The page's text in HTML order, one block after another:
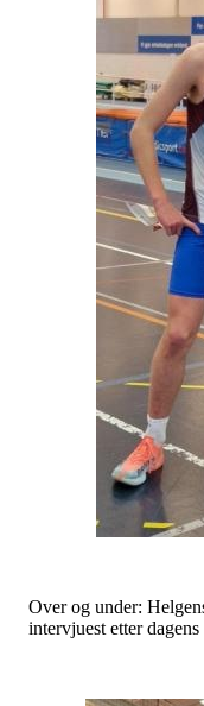
Over og under:
intervjuest etter dagens